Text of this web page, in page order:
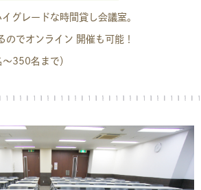
グレードな時間貸し会議室。
でオンライン開催も可能！
〜350名まで）